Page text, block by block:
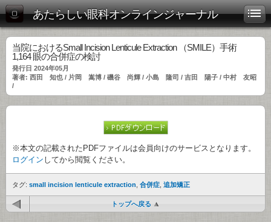
あたらしい眼科オンラインジャーナル
当院におけるSmall Incision Lenticule Extraction （SMILE）手術
1,164 眼の合併症の検討
発行日 2024年05月
著者: 西田 知也 / 片岡 嵩博 / 磯谷 尚輝 / 小島 隆司 / 吉田 陽子 / 中村 友昭
/
※本文の記載されたPDFファイルは会員向けのサービスとなります。
ログイン してから閲覧ください。
タグ: small incision lenticule extraction 合併症 追加矯正
トップへ戻る